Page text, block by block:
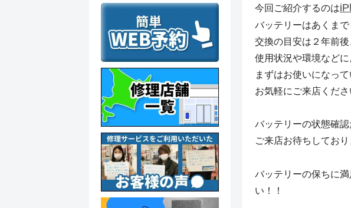
今回ご紹介するのは
バッテリーはあくまで
交換の目安は２年前
使用状況や環境など
まずはお使いになっ
お気軽にご来店くださ
バッテリーの状態確
ご来店お待ちしており
バッテリーの保ちに
い！！